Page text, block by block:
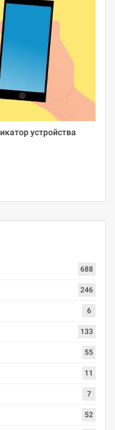
устройства
688
246
6
133
55
11
7
52